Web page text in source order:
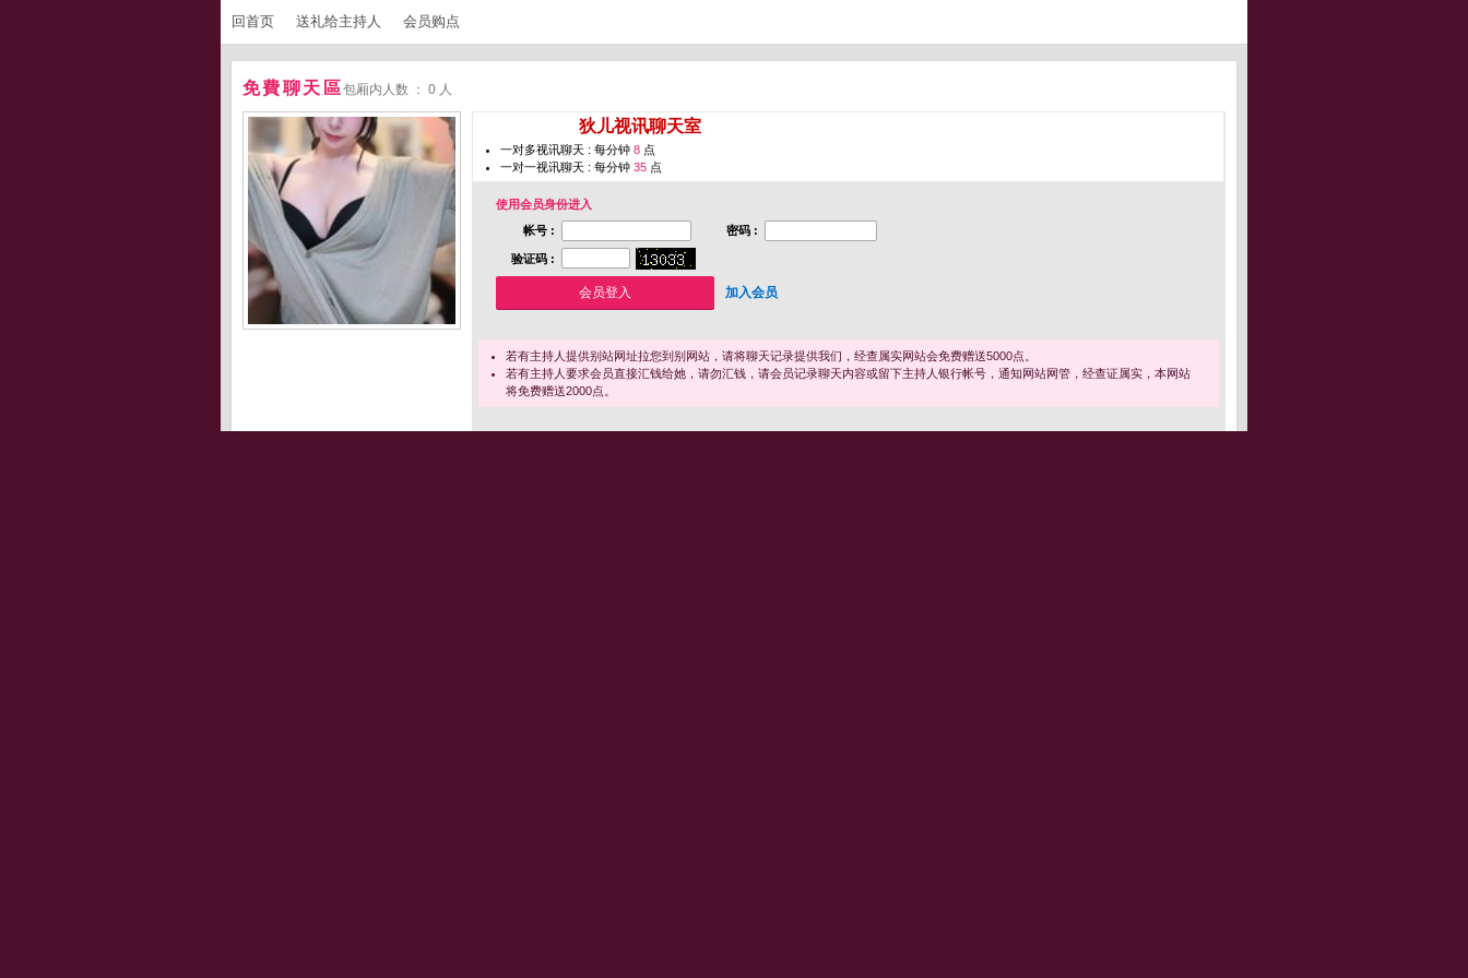
回首页 送礼给主持人 会员购点
免費聊天區包厢内人数 ： 0 人
狄儿视讯聊天室
一对多视讯聊天 : 每分钟 8 点
一对一视讯聊天 : 每分钟 35 点
使用会员身份进入
帐号 :
密码 :
验证码 :
加入会员
若有主持人提供别站网址拉您到别网站，请将聊天记录提供我们，经查属实网站会免费赠送5000点。
若有主持人要求会员直接汇钱给她，请勿汇钱，请会员记录聊天内容或留下主持人银行帐号，通知网站网管，经查证属实，本网站
将免费赠送2000点。